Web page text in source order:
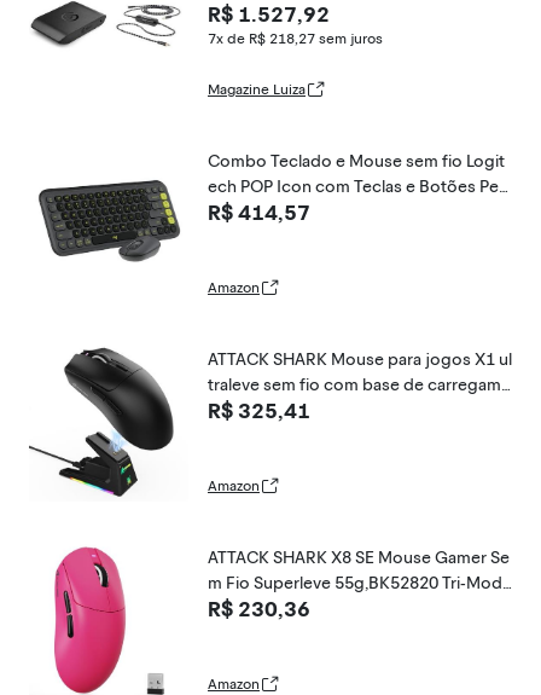
R$ 1.527,92
7x de R$ 218,27 sem juros
Magazine Luiza
Combo Teclado e Mouse sem fio Logit
ech POP Icon com Teclas e Botões Per
sonalizáveis, Clique Silencioso, Easy-Sw
R$ 414,57
Amazon
ATTACK SHARK Mouse para jogos X1 ul
traleve sem fio com base de carregame
nto RGB magnética,sensor PixArt PAW3
er de web(Preto)
R$ 325,41
Amazon
ATTACK SHARK X8 SE Mouse Gamer Se
m Fio Superleve 55g,BK52820 Tri-Mode
BT/2.4G/Wired,25000DPI,Bateria 500m
R$ 230,36
Amazon